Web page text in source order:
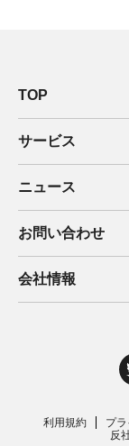
TOP
サービス
ご家庭向け電
法人向け脱炭
住宅用太陽光売
ニュース
2025年
2024年
2019年
お問い合わせ
ご家庭向け電
法人向け脱炭
電気工事のお
会社情報
利用規約 プ
反